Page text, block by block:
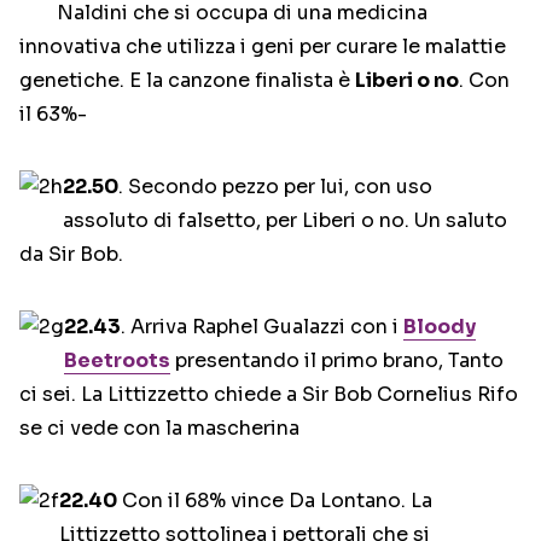
Naldini che si occupa di una medicina
innovativa che utilizza i geni per curare le malattie
genetiche. E la canzone finalista è Liberi o no. Con
il 63%-
22.50. Secondo pezzo per lui, con uso
assoluto di falsetto, per Liberi o no. Un saluto
da Sir Bob.
22.43. Arriva Raphel Gualazzi con i Bloody
Beetroots presentando il primo brano, Tanto
ci sei. La Littizzetto chiede a Sir Bob Cornelius Rifo
se ci vede con la mascherina
22.40 Con il 68% vince Da Lontano. La
Littizzetto sottolinea i pettorali che si